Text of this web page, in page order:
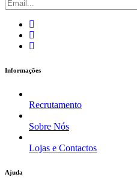
Informações
Recrutamento
Sobre Nós
Lojas e Contactos
Ajuda